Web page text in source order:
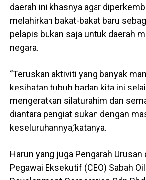
daerah ini khasnya agar
melahirkan bakat-bakat baru
pelapis bukan saja untuk daerah
negara.
‘’Teruskan aktiviti yang banyak
kesihatan tubuh badan kita ini
mengeratkan silaturahim dan
diantara pengiat sukan dengan
keseluruhannya,’katanya.
Harun yang juga Pengarah Urusan
Pegawai Eksekutif (CEO) Sabah